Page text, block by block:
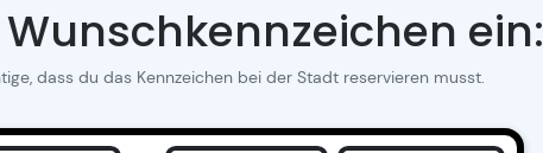
ein:
dass du das Kennzeichen bei der Stadt reservieren musst.